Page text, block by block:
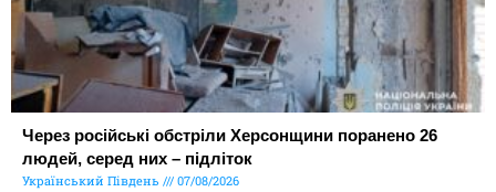
Через російські обстріли Херсонщини поранено 26
людей, серед них – підліток
Український Південь 07/08/2026